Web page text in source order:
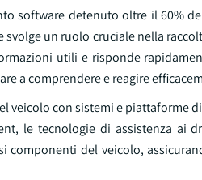
software detenuto oltre il 60%
svolge un ruolo cruciale nella
utili e risponde
a comprendere e reagire
veicolo con sistemi e piattaforme
le tecnologie di assistenza ai
componenti del veicolo,